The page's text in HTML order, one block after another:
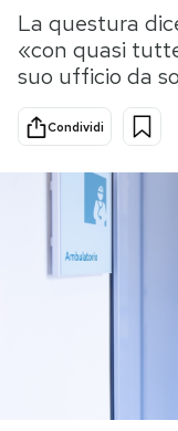
Scienza
Cultura
Sport
PODCAST
La questura
«con quasi
suo ufficio da
Condividi